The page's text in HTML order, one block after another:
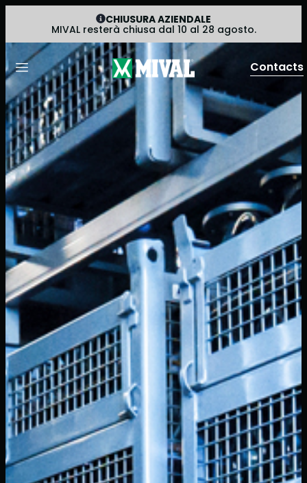
CHIUSURA AZIENDALE
MIVAL resterà chiusa dal 10 al 28 agosto.
Contacts